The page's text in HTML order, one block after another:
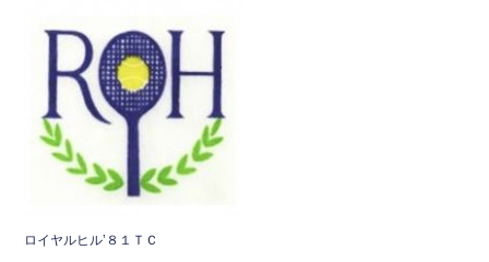
ロイヤルヒル’８１ＴＣ